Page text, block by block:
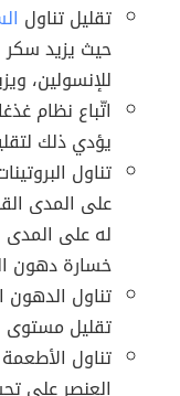
تقليل تناول
حيث يزيد سكر
للإنسولين،
اتّباع نظام
يؤدي ذلك
تناول
على المدى
له على
خسارة دهون
تقليل مستوى
تناول
العنصر على